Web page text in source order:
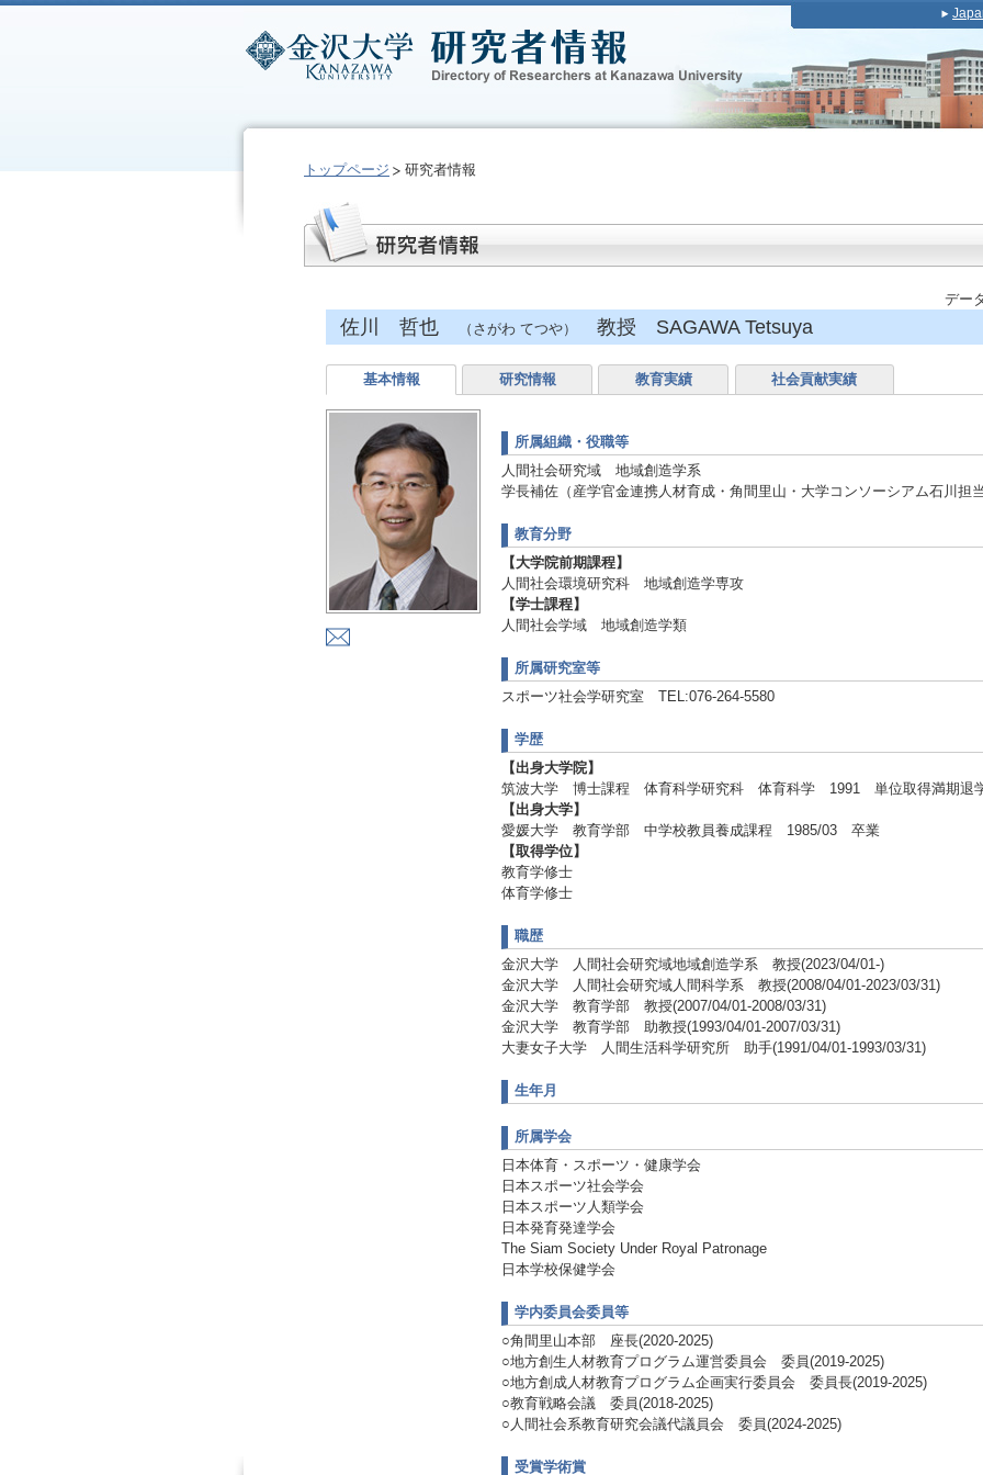
トップページ 研究者情報
デー
佐川 哲也 （さがわ てつや） 教授 SAGAWA Tetsuya
基本情報 研究情報 教育実績 社会貢献実績
所属組織・役職等
人間社会研究域 地域創造学系
学長補佐（産学官金連携人材育成・角間里山・大学コンソーシアム石川担
教育分野
【大学院前期課程】
人間社会環境研究科 地域創造学専攻
【学士課程】
人間社会学域 地域創造学類
所属研究室等
スポーツ社会学研究室 TEL:076-264-5580
学歴
【出身大学院】
筑波大学 博士課程 体育科学研究科 体育科学 1991 単位取得満期退
【出身大学】
愛媛大学 教育学部 中学校教員養成課程 1985/03 卒業
【取得学位】
教育学修士
体育学修士
職歴
金沢大学 人間社会研究域地域創造学系 教授(2023/04/01-)
金沢大学 人間社会研究域人間科学系 教授(2008/04/01-2023/03/31)
金沢大学 教育学部 教授(2007/04/01-2008/03/31)
金沢大学 教育学部 助教授(1993/04/01-2007/03/31)
大妻女子大学 人間生活科学研究所 助手(1991/04/01-1993/03/31)
生年月
所属学会
日本体育・スポーツ・健康学会
日本スポーツ社会学会
日本スポーツ人類学会
日本発育発達学会
The Siam Society Under Royal Patronage
日本学校保健学会
学内委員会委員等
○角間里山本部 座長(2020-2025)
○地方創生人材教育プログラム運営委員会 委員(2019-2025)
○地方創成人材教育プログラム企画実行委員会 委員長(2019-2025)
○教育戦略会議 委員(2018-2025)
○人間社会系教育研究会議代議員会 委員(2024-2025)
受賞学術賞